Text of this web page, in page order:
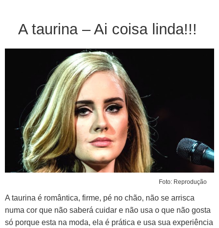
A taurina – Ai coisa linda!!!
Foto: Reprodução
A taurina é romântica, firme, pé no chão, não se arrisca
numa cor que não saberá cuidar e não usa o que não gosta
só porque esta na moda, ela é prática e usa sua experiência